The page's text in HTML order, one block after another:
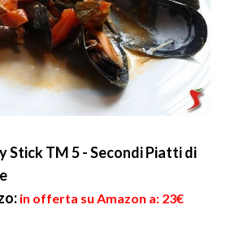
Stick TM 5 - Secondi Piatti di
in offerta su Amazon a: 23€